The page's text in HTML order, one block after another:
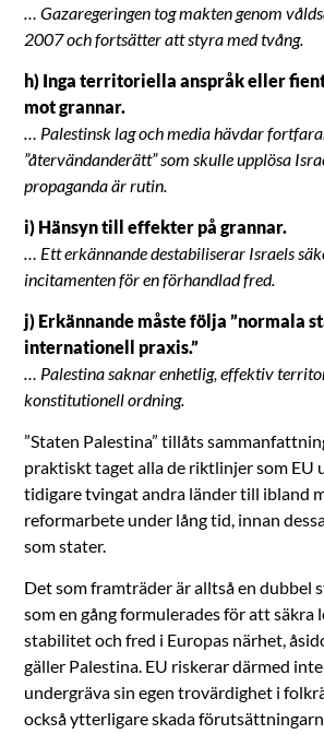
… Gazaregeringen tog makten genom
2007 och fortsätter att styra med tvång.
h) Inga territoriella anspråk eller
mot grannar.
… Palestinsk lag och media hävdar
”återvändanderätt” som skulle upplösa
propaganda är rutin.
i) Hänsyn till effekter på grannar.
… Ett erkännande destabiliserar Israels
incitamenten för en förhandlad fred.
j) Erkännande måste följa ”normala
internationell praxis.”
… Palestina saknar enhetlig, effektiv
konstitutionell ordning.
”Staten Palestina” tillåts
praktiskt taget alla de riktlinjer som EU
tidigare tvingat andra länder till ibland
reformarbete under lång tid, innan
som stater.
Det som framträder är alltså en dubbel
som en gång formulerades för att säkra
stabilitet och fred i Europas närhet,
gäller Palestina. EU riskerar därmed
undergräva sin egen trovärdighet i
också ytterligare skada